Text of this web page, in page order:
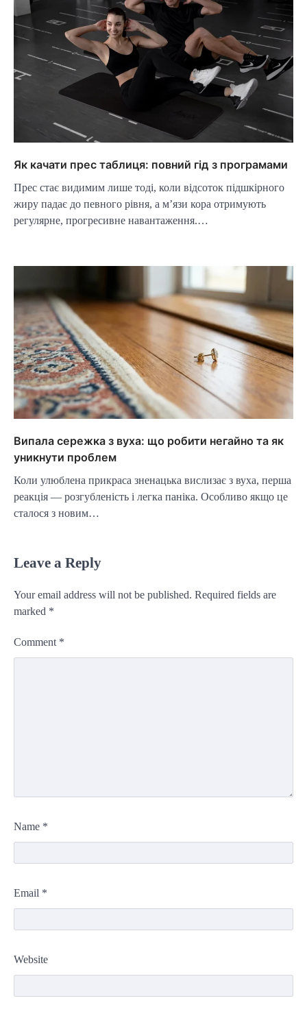
Як качати прес таблиця: повний гід з програмами
Прес стає видимим лише тоді, коли відсоток підшкірного
жиру падає до певного рівня, а м’язи кора отримують
регулярне, прогресивне навантаження.…
Випала сережка з вуха: що робити негайно та як
уникнути проблем
Коли улюблена прикраса зненацька вислизає з вуха, перша
реакція — розгубленість і легка паніка. Особливо якщо це
сталося з новим…
Leave a Reply
Your email address will not be published. Required fields are
marked *
Comment *
Name *
Email *
Website